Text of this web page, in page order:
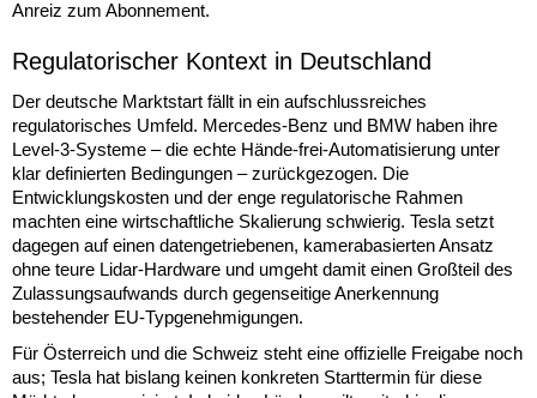
Anreiz zum Abonnement.
Regulatorischer Kontext in Deutschland
Der deutsche Marktstart fällt in ein aufschlussreiches
regulatorisches Umfeld. Mercedes-Benz und BMW haben ihre
Level-3-Systeme – die echte Hände-frei-Automatisierung unter
klar definierten Bedingungen – zurückgezogen. Die
Entwicklungskosten und der enge regulatorische Rahmen
machten eine wirtschaftliche Skalierung schwierig. Tesla setzt
dagegen auf einen datengetriebenen, kamerabasierten Ansatz
ohne teure Lidar-Hardware und umgeht damit einen Großteil des
Zulassungsaufwands durch gegenseitige Anerkennung
bestehender EU-Typgenehmigungen.
Für Österreich und die Schweiz steht eine offizielle Freigabe noch
aus; Tesla hat bislang keinen konkreten Starttermin für diese